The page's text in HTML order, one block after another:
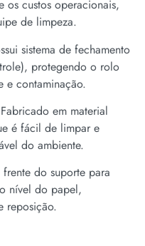
os custos operacionais,
de limpeza.
sistema de fechamento
protegendo o rolo
e contaminação.
Fabricado em material
é fácil de limpar e
do ambiente.
frente do suporte para
nível do papel,
reposição.